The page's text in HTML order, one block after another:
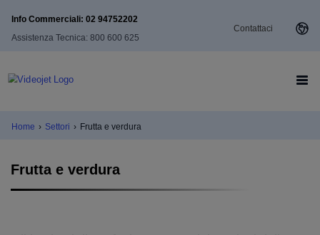
Info Commerciali: 02 94752202
Assistenza Tecnica: 800 600 625
Contattaci
Home › Settori › Frutta e verdura
Frutta e verdura